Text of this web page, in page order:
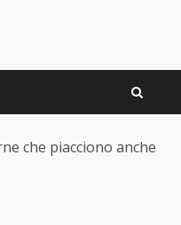
che piacciono anche